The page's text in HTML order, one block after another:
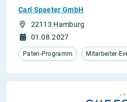
Carl Spaeter GmbH
22113 Hamburg
01.08.2027
Paten-Programm Mitarbeiter-